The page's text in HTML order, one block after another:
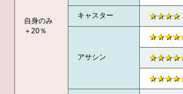
自身のみ
＋20％
キャスター ★★★★
アサシン